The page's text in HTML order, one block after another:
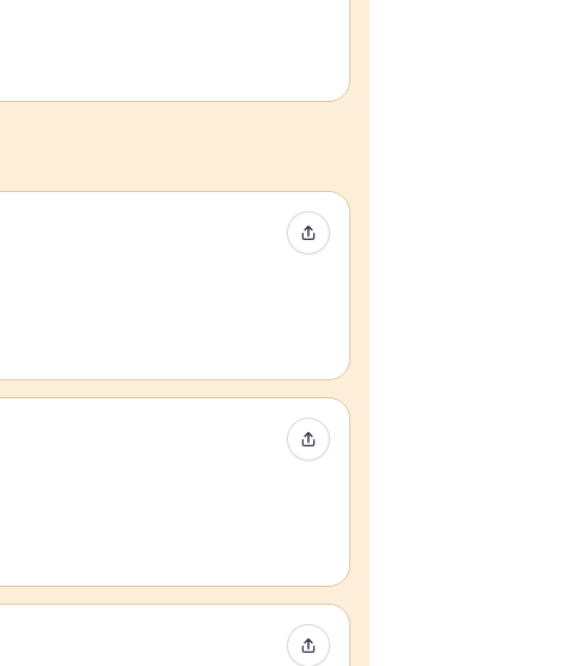
Compartir evento
Compartir evento
Compartir evento